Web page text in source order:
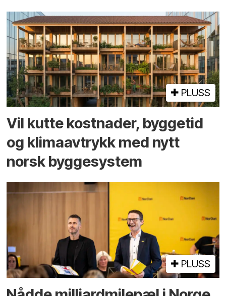
PLUSS
Vil kutte kostnader, byggetid
og klima­avtrykk med nytt
norsk bygge­system
PLUSS